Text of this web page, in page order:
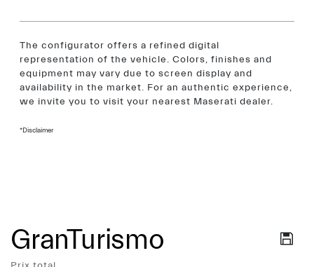
The configurator offers a refined digital
representation of the vehicle. Colors, finishes and
equipment may vary due to screen display and
availability in the market. For an authentic experience,
we invite you to visit your nearest Maserati dealer.
*Disclaimer
Services
GranTurismo